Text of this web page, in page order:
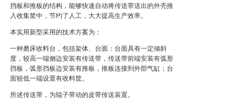
挡板和推板的结构，能够快速自动将传送带送出的外壳推
入收集筐中，节约了人工，大大提高生产效率。
本实用新型采用的技术方案为：
一种磨床收料台，包括架体、台面：台面具有一定倾斜
度，较高一端侧边安装有传送带，传送带前端安装有弧形
挡板，弧形挡板边安装有推板，推板连接到外部气缸；台
面较低一端设置有收料筐。
所述传送带，为辊子带动的皮带传送装置。